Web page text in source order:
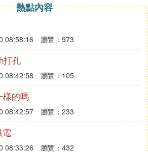
心；虛擬貨幣的主權在分布式的
濟學的角度看，一般貨幣是虛擬
種特例的特殊點在於：第一，參
值從一個集被特化為一個可通約
時，價值等同於效用；第二，效
失不變。這意味著，參照點所擁
的理性值、均衡值。在理性經濟
變，但仍是一個散集。其不同在
個點（實際成交價）都是不穩定
定的；但在虛擬貨幣的價值集
是穩定的，相反是那個理性均衡
熱點內容
08:58:16 瀏覽：973
打孔
08:42:58 瀏覽：105
樣的嗎
08:42:57 瀏覽：233
電
08:33:26 瀏覽：432